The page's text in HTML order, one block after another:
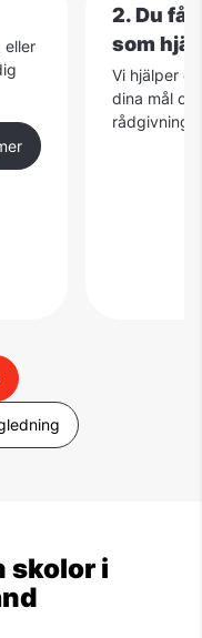
eller
2. Du
som
Vi hjälper
dina mål
rådgivning
skolor i